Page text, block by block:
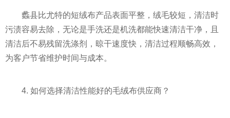
蠡县比尤特的短绒布产品表面平整，绒毛较短，清洁时
污渍容易去除，无论是手洗还是机洗都能快速清洁干净，且
清洁后不易残留洗涤剂，晾干速度快，清洁过程顺畅高效，
为客户节省维护时间与成本。
4. 如何选择清洁性能好的毛绒布供应商？